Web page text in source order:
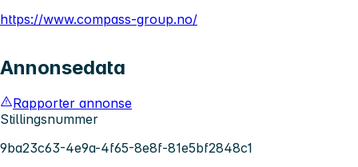
https://www.compass-group.no/
Annonsedata
Rapporter annonse
Stillingsnummer
9ba23c63-4e9a-4f65-8e8f-81e5bf2848c1